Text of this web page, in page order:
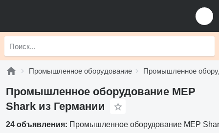
Промышленное оборудование Промышленное
Промышленное оборудование MEP
Shark из Германии
24 объявления: Промышленное оборудование MEP